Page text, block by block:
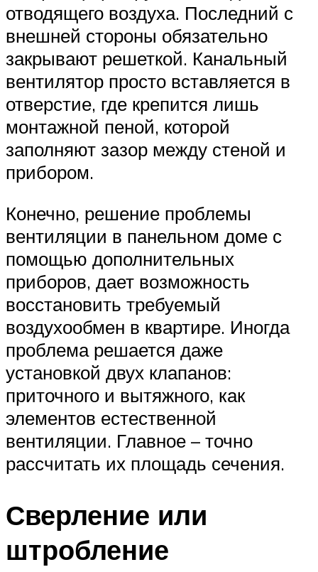
отводящего воздуха. Последний с
внешней стороны обязательно
закрывают решеткой. Канальный
вентилятор просто вставляется в
отверстие, где крепится лишь
монтажной пеной, которой
заполняют зазор между стеной и
прибором.
Конечно, решение проблемы
вентиляции в панельном доме с
помощью дополнительных
приборов, дает возможность
восстановить требуемый
воздухообмен в квартире. Иногда
проблема решается даже
установкой двух клапанов:
приточного и вытяжного, как
элементов естественной
вентиляции. Главное – точно
рассчитать их площадь сечения.
Сверление или
штробление